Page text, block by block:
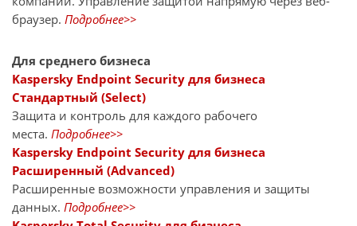
браузер. Подробнее>>
Для среднего бизнеса
Kaspersky Endpoint Security для бизнеса
Стандартный (Select)
Защита и контроль для каждого рабочего
места. Подробнее>>
Kaspersky Endpoint Security для бизнеса
Расширенный (Advanced)
Расширенные возможности управления и защиты
данных. Подробнее>>